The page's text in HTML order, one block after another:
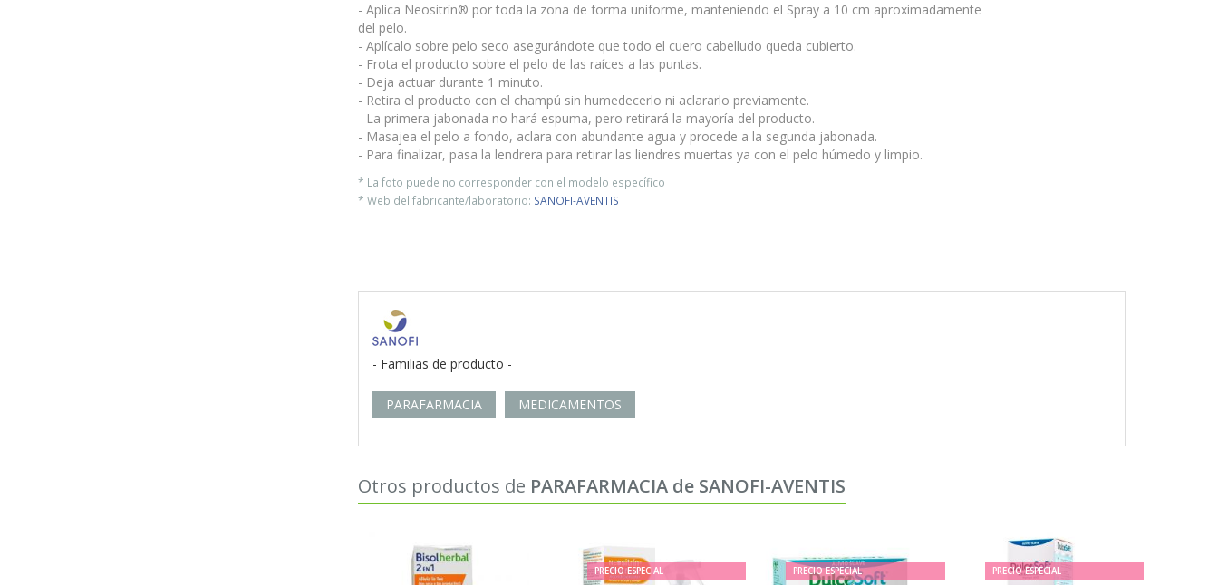
- Aplica Neositrín® por toda la zona de forma uniforme, manteniendo el Spray a 10 cm aproximadamente
del pelo.
- Aplícalo sobre pelo seco asegurándote que todo el cuero cabelludo queda cubierto.
- Frota el producto sobre el pelo de las raíces a las puntas.
- Deja actuar durante 1 minuto.
- Retira el producto con el champú sin humedecerlo ni aclararlo previamente.
- La primera jabonada no hará espuma, pero retirará la mayoría del producto.
- Masajea el pelo a fondo, aclara con abundante agua y procede a la segunda jabonada.
- Para finalizar, pasa la lendrera para retirar las liendres muertas ya con el pelo húmedo y limpio.
* La foto puede no corresponder con el modelo específico
* Web del fabricante/laboratorio: SANOFI-AVENTIS
- Familias de producto -
PARAFARMACIA MEDICAMENTOS
Otros productos de PARAFARMACIA de SANOFI-AVENTIS
PRECIO ESPECIAL PRECIO ESPECIAL PRECIO ESPECIAL